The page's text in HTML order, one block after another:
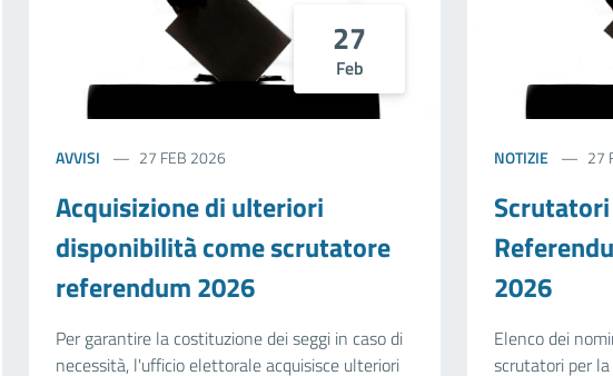
27
Feb
AVVISI 27 FEB 2026
Acquisizione di ulteriori
disponibilità come scrutatore
referendum 2026
Per garantire la costituzione dei seggi in caso di
necessità, l'ufficio elettorale acquisisce ulteriori
NOTIZIE 27
2026
Elenco dei
scrutatori per